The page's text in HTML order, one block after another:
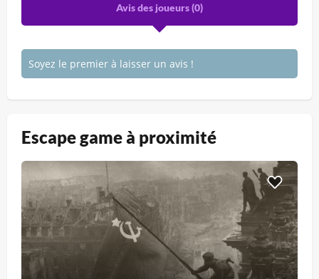
Avis des joueurs (0)
Soyez le premier à laisser un avis !
Escape game à proximité